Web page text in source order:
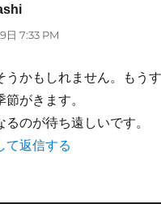
り:
日 7:33 PM
かもしれません。もう
節がきます。
のが待ち遠しいです。
て返信する